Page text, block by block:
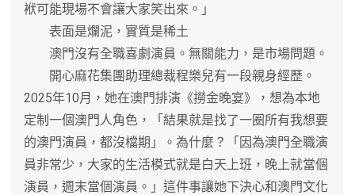
袱可能現場不會讓大家笑出來。」
表面是爛泥，實質是稀土
澳門沒有全職喜劇演員。無關能力，是市場問題。
開心麻花集團助理總裁程樂兒有一段親身經歷。
2025年10月，她在澳門排演《撈金晚宴》，想為本地
定制一個澳門人角色，「結果就是找了一圈所有我想要
的澳門演員，都沒檔期」。為什麼？「因為澳門全職演
員非常少，大家的生活模式就是白天上班，晚上就當個
演員，週末當個演員。」這件事讓她下決心和澳門文化